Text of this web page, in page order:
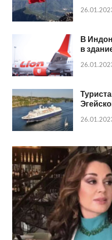
В
в